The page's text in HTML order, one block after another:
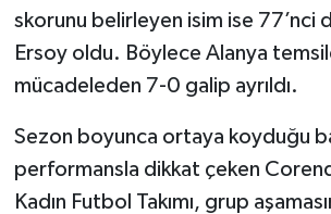
skorunu belirleyen isim ise 77’nci
Ersoy oldu. Böylece Alanya
mücadeleden 7-0 galip ayrıldı.
Sezon boyunca ortaya koyduğu
performansla dikkat çeken
Kadın Futbol Takımı, grup